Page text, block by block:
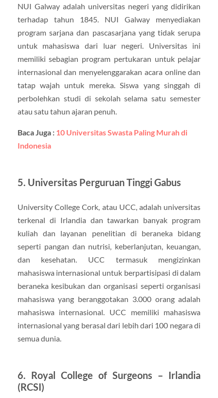
NUI Galway adalah universitas negeri yang didirikan
terhadap tahun 1845. NUI Galway menyediakan
program sarjana dan pascasarjana yang tidak serupa
untuk mahasiswa dari luar negeri. Universitas ini
memiliki sebagian program pertukaran untuk pelajar
internasional dan menyelenggarakan acara online dan
tatap wajah untuk mereka. Siswa yang singgah di
perbolehkan studi di sekolah selama satu semester
atau satu tahun ajaran penuh.
Baca Juga : 10 Universitas Swasta Paling Murah di
Indonesia
5. Universitas Perguruan Tinggi Gabus
University College Cork, atau UCC, adalah universitas
terkenal di Irlandia dan tawarkan banyak program
kuliah dan layanan penelitian di beraneka bidang
seperti pangan dan nutrisi, keberlanjutan, keuangan,
dan kesehatan. UCC termasuk mengizinkan
mahasiswa internasional untuk berpartisipasi di dalam
beraneka kesibukan dan organisasi seperti organisasi
mahasiswa yang beranggotakan 3.000 orang adalah
mahasiswa internasional. UCC memiliki mahasiswa
internasional yang berasal dari lebih dari 100 negara di
semua dunia.
6. Royal College of Surgeons – Irlandia
(RCSI)